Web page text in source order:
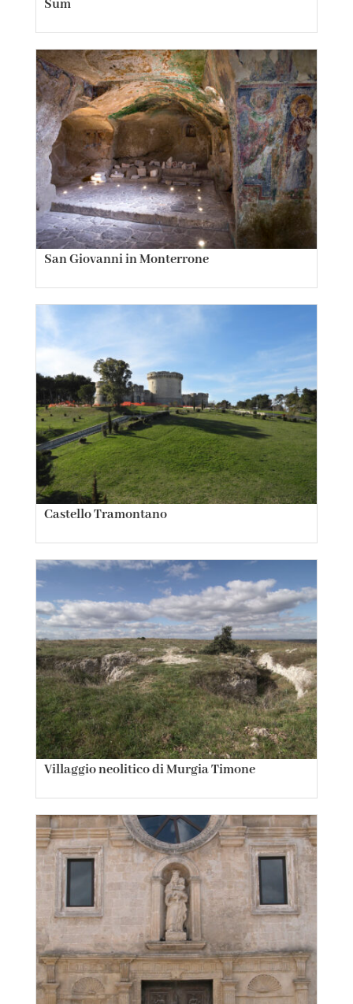
Sum
San Giovanni in Monterrone
Castello Tramontano
Villaggio neolitico di Murgia Timone